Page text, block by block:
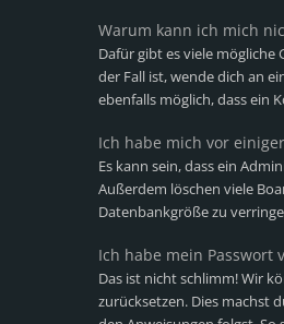
Warum kann ich mich
Dafür gibt es viele
der Fall ist, wende dich an
ebenfalls möglich, dass ein
Ich habe mich vor
Es kann sein, dass ein
Außerdem löschen viele
Datenbankgröße zu
Ich habe mein Passwort
Das ist nicht schlimm! Wir
zurücksetzen. Dies machst